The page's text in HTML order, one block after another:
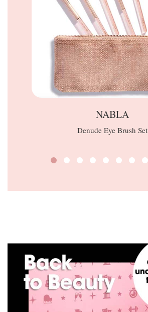
NABLA
Denude Eye Brush Set